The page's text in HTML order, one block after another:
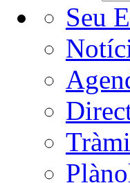
Seu